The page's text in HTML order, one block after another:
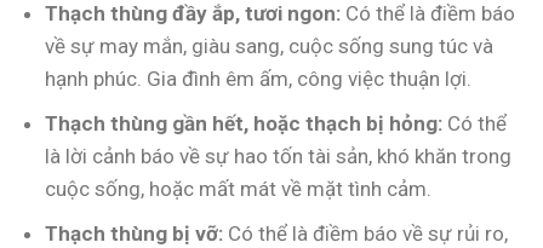
Thạch thùng đầy ắp, tươi ngon: Có thể là điềm báo
về sự may mắn, giàu sang, cuộc sống sung túc và
hạnh phúc. Gia đình êm ấm, công việc thuận lợi.
Thạch thùng gần hết, hoặc thạch bị hỏng: Có thể
là lời cảnh báo về sự hao tốn tài sản, khó khăn trong
cuộc sống, hoặc mất mát về mặt tình cảm.
Thạch thùng bị vỡ: Có thể là điềm báo về sự rủi ro,